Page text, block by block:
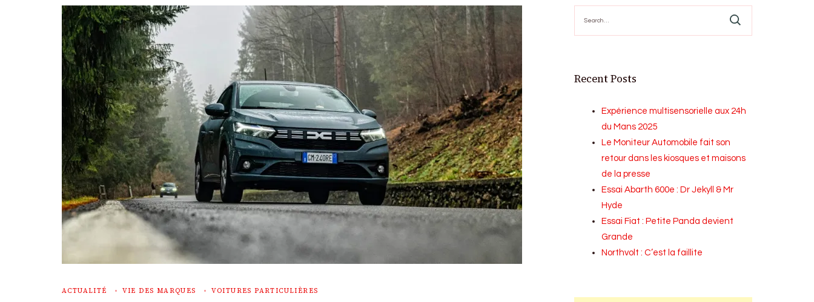
ACTUALITÉ VIE DES MARQUES VOITURES PARTICULIÈRES
for:
Recent Posts
Expérience multisensorielle aux 24h
du Mans 2025
Le Moniteur Automobile fait son
retour dans les kiosques et maisons
de la presse
Essai Abarth 600e : Dr Jekyll & Mr
Hyde
Essai Fiat : Petite Panda devient
Grande
Northvolt : C’est la faillite